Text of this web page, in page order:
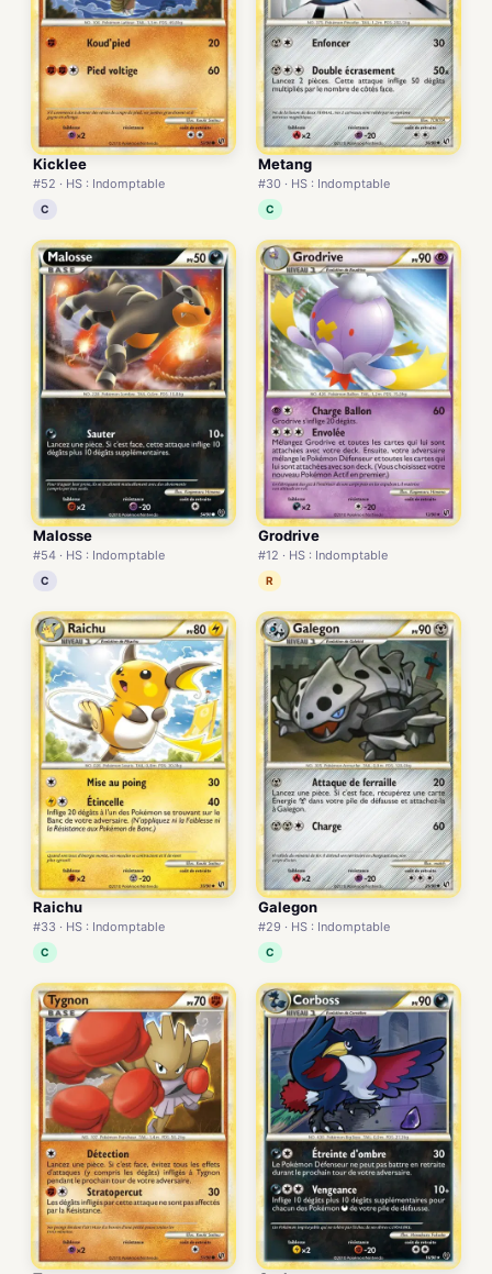
Kicklee
#52 · HS : Indomptable
C
Metang
#30 · HS : Indomptable
C
Malosse
#54 · HS : Indomptable
C
Grodrive
#12 · HS : Indomptable
R
Raichu
#33 · HS : Indomptable
C
Galegon
#29 · HS : Indomptable
C